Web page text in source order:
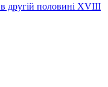
в другій половині ХVIIІ